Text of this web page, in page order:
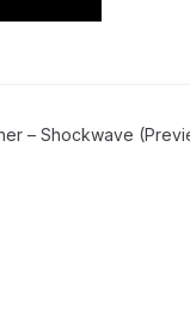
– Shockwave